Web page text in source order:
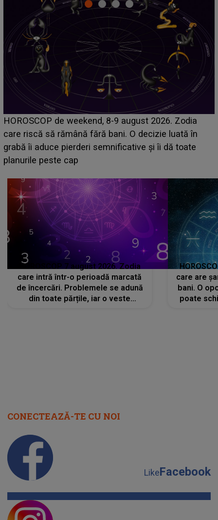
Emanuel a ținut ACEST DETALIU ASCUNS până
acum! În fața Alexandrei, concurentul din Casa Iubirii
face o MĂRTURISIRE NEAȘTEPTATĂ despre mama
sa: "I-am spus și ei în față, eu nu te iubesc pentru
HOROSCOP 7 august 2026. Zodia
care intră într-o perioadă marcată
de încercări. Problemele se adună
din toate părțile, iar o veste
care are
bani. O
poate
CONECTEAZĂ-TE CU NOI
LikeFacebook